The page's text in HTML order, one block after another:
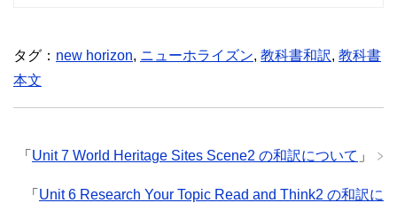
タグ： new horizon, ニューホライズン, 教科書和訳, 教科書
本文
「 Unit 7 World Heritage Sites Scene2 の和訳について 」
「 Unit 6 Research Your Topic Read and Think2 の和訳に